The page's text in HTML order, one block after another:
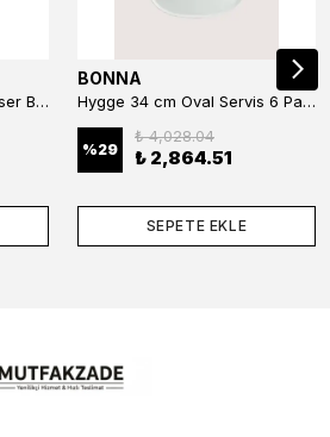
optimus mutfak supermıkser Bar Konteyner 6'lı 50×16×9 cm Kapaklı Polikarbon Organizer Bar & Kafe
BONNA
Hygge 34 cm Oval Servis 6 Parça
%29
₺ 4,028.04
₺ 2,864.51
SEPETE EKLE